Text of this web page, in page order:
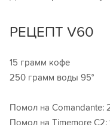
РЕЦЕПТ V60
15 грамм кофе
250 грамм воды 95°
Помол на Comandante:
Помол на Timemore C2: